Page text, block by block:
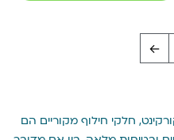
←
חלקי חילוף מקוריים הם